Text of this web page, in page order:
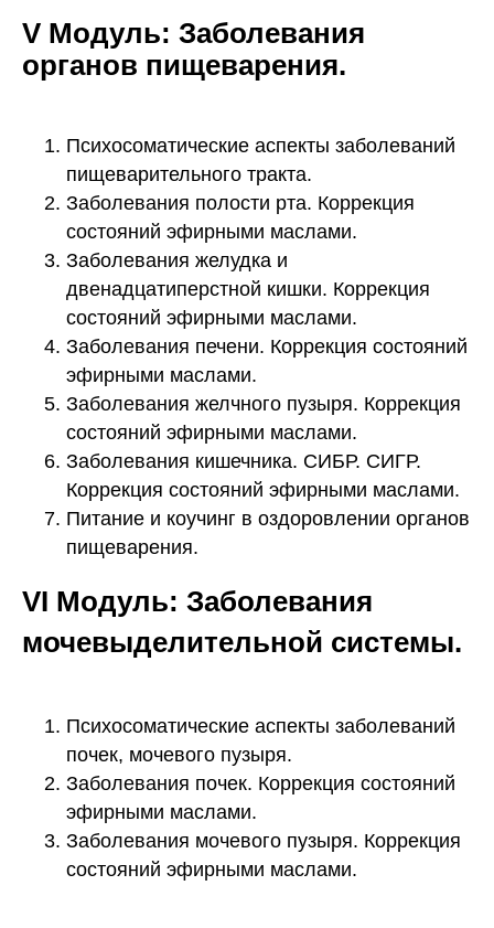
V Модуль: Заболевания
органов пищеварения.
Психосоматические аспекты заболеваний
пищеварительного тракта.
Заболевания полости рта. Коррекция
состояний эфирными маслами.
Заболевания желудка и
двенадцатиперстной кишки. Коррекция
состояний эфирными маслами.
Заболевания печени. Коррекция состояний
эфирными маслами.
Заболевания желчного пузыря. Коррекция
состояний эфирными маслами.
Заболевания кишечника. СИБР. СИГР.
Коррекция состояний эфирными маслами.
Питание и коучинг в оздоровлении органов
пищеварения.
VI Модуль: Заболевания
мочевыделительной системы.
Психосоматические аспекты заболеваний
почек, мочевого пузыря.
Заболевания почек. Коррекция состояний
эфирными маслами.
Заболевания мочевого пузыря. Коррекция
состояний эфирными маслами.